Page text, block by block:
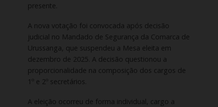
presente.
A nova votação foi convocada após decisão
judicial no Mandado de Segurança da Comarca de
Urussanga, que suspendeu a Mesa eleita em
dezembro de 2025. A decisão questionou a
proporcionalidade na composição dos cargos de
1º e 2º secretários.
A eleição ocorreu de forma individual, cargo a